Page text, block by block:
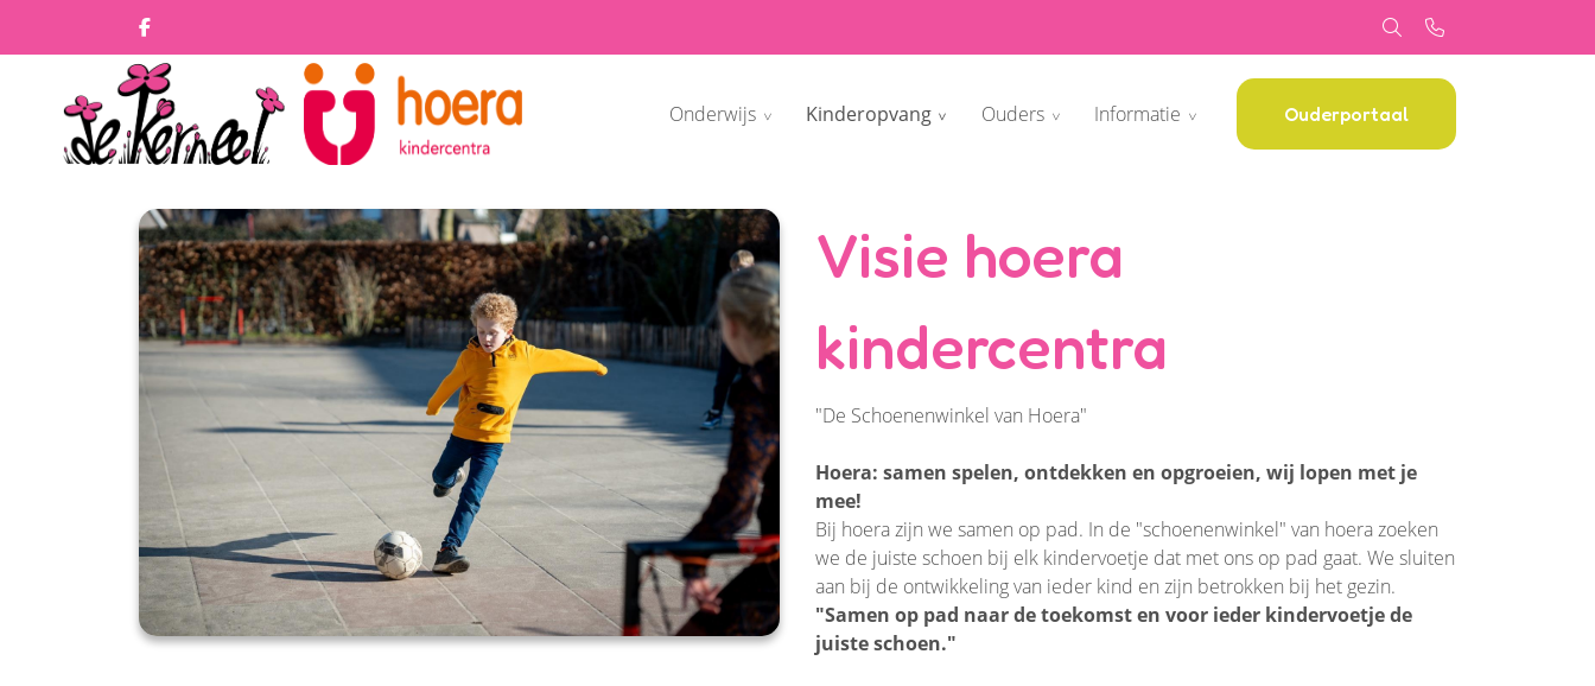
Onderwijs Kinderopvang Ouders Informatie Ouderportaal
Visie hoera
kindercentra
"De Schoenenwinkel van Hoera"
Hoera: samen spelen, ontdekken en opgroeien, wij lopen met je
mee!
Bij hoera zijn we samen op pad. In de "schoenenwinkel" van hoera zoeken
we de juiste schoen bij elk kindervoetje dat met ons op pad gaat. We sluiten
aan bij de ontwikkeling van ieder kind en zijn betrokken bij het gezin.
"Samen op pad naar de toekomst en voor ieder kindervoetje de
juiste schoen."